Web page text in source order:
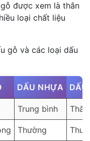
được xem là thân
loại chất liệu
gỗ và các loại dấu
DẤU NHỰA DẤU
Trung bình Thấp
Thường